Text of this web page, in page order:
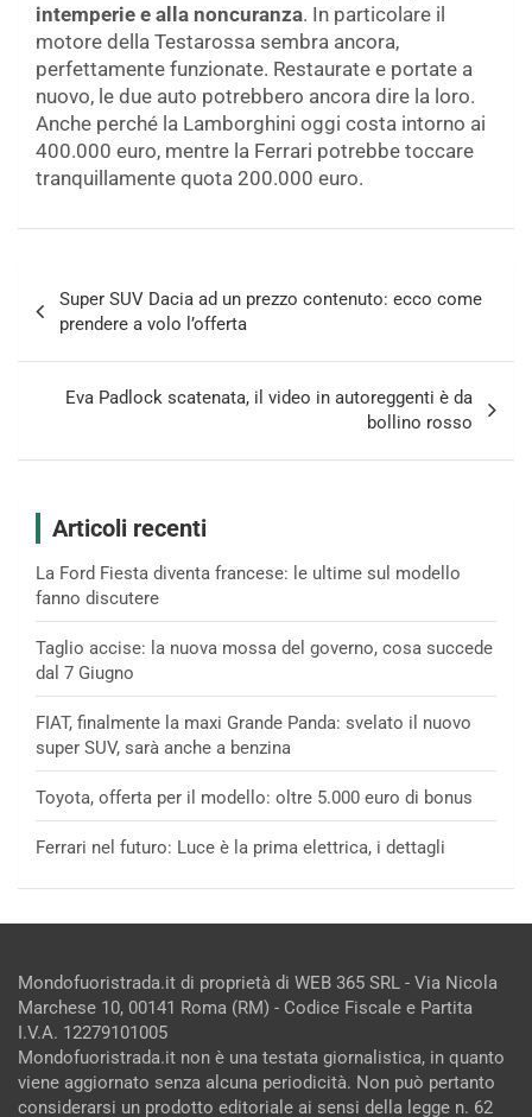
intemperie e alla noncuranza. In particolare il
motore della Testarossa sembra ancora,
perfettamente funzionate. Restaurate e portate a
nuovo, le due auto potrebbero ancora dire la loro.
Anche perché la Lamborghini oggi costa intorno ai
400.000 euro, mentre la Ferrari potrebbe toccare
tranquillamente quota 200.000 euro.
articoli
Super SUV Dacia ad un prezzo contenuto: ecco come
prendere a volo l’offerta
Eva Padlock scatenata, il video in autoreggenti è da
bollino rosso
Articoli recenti
La Ford Fiesta diventa francese: le ultime sul modello
fanno discutere
Taglio accise: la nuova mossa del governo, cosa succede
dal 7 Giugno
FIAT, finalmente la maxi Grande Panda: svelato il nuovo
super SUV, sarà anche a benzina
Toyota, offerta per il modello: oltre 5.000 euro di bonus
Ferrari nel futuro: Luce è la prima elettrica, i dettagli
Mondofuoristrada.it di proprietà di WEB 365 SRL - Via Nicola
Marchese 10, 00141 Roma (RM) - Codice Fiscale e Partita
I.V.A. 12279101005
Mondofuoristrada.it non è una testata giornalistica, in quanto
viene aggiornato senza alcuna periodicità. Non può pertanto
considerarsi un prodotto editoriale ai sensi della legge n. 62